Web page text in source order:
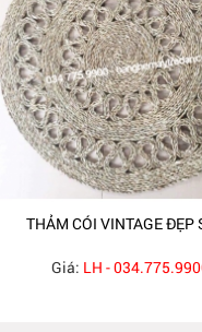
THẢM CÓI VINTAGE ĐẸP
Giá: LH -